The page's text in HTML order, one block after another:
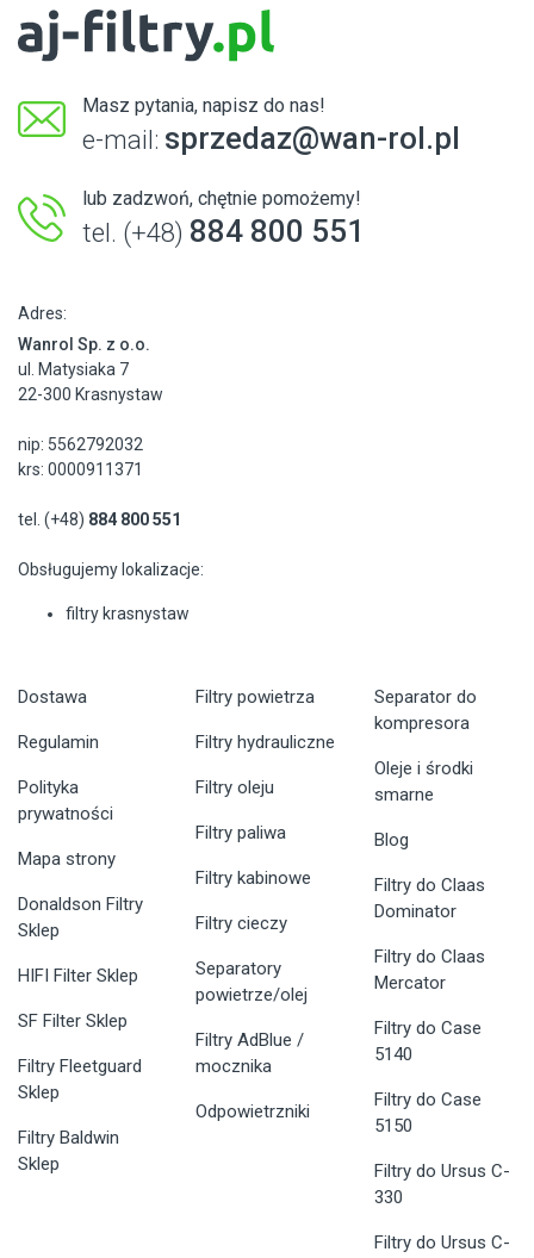
Masz pytania, napisz do nas!
e-mail: sprzedaz@wan-rol.pl
lub zadzwoń, chętnie pomożemy!
tel. (+48) 884 800 551
Adres:
Wanrol Sp. z o.o.
ul. Matysiaka 7
22-300 Krasnystaw
nip: 5562792032
krs: 0000911371
tel. (+48) 884 800 551
Obsługujemy lokalizacje:
filtry krasnystaw
Dostawa
Regulamin
Polityka
prywatności
Mapa strony
Donaldson Filtry
Sklep
HIFI Filter Sklep
SF Filter Sklep
Filtry Fleetguard
Sklep
Filtry Baldwin
Sklep
Filtry powietrza
Filtry hydrauliczne
Filtry oleju
Filtry paliwa
Filtry kabinowe
Filtry cieczy
Separatory
powietrze/olej
Filtry AdBlue /
mocznika
Odpowietrzniki
Separator do
kompresora
Oleje i środki
smarne
Blog
Filtry do Claas
Dominator
Filtry do Claas
Mercator
Filtry do Case
5140
Filtry do Case
5150
Filtry do Ursus C-
330
Filtry do Ursus C-